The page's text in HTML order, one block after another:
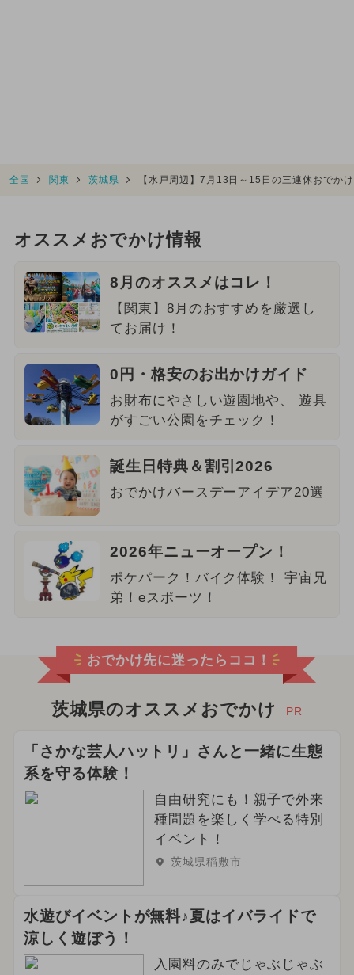
全国 関東 茨城県 【水戸周辺】7月13日～15日の三連休おでか
オススメおでかけ情報
8月のオススメはコレ！
【関東】8月のおすすめを厳選し
てお届け！
0円・格安のお出かけガイド
お財布にやさしい遊園地や、 遊具
がすごい公園をチェック！
誕生日特典＆割引2026
おでかけバースデーアイデア20選
2026年ニューオープン！
ポケパーク！バイク体験！ 宇宙兄
弟！eスポーツ！
おでかけ先に迷ったらココ！
茨城県のオススメおでかけ PR
「さかな芸人ハットリ」さんと一緒に生態
系を守る体験！
自由研究にも！親子で外来
種問題を楽しく学べる特別
イベント！
茨城県稲敷市
水遊びイベントが無料♪夏はイバライドで
涼しく遊ぼう！
入園料のみでじゃぶじゃぶ